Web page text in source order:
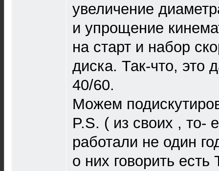
увеличение
и упрощение
на старт и набор
диска. Так-что, это
40/60.
Можем
P.S. ( из своих , то-
работали не один
о них говорить